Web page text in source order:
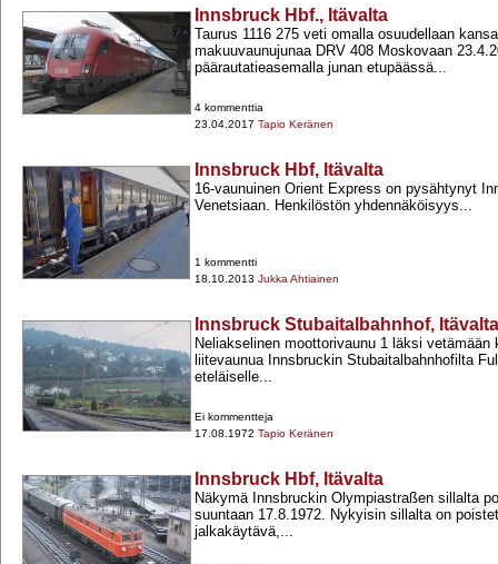
Innsbruck Hbf., Itävalta
Taurus 1116 275 veti omalla osuudellaan
makuuvaunujunaa DRV 408 Moskovaan
päärautatieasemalla junan etupäässä...
4 kommenttia
23.04.2017 Tapio Keränen
Innsbruck Hbf, Itävalta
16-​​vaunuinen Orient Express on pysähtynyt
Venetsiaan. Henkilöstön yhdennäköisyys...
1 kommentti
18.10.2013 Jukka Ahtiainen
Innsbruck Stubaitalbahnhof, Itävalta
Neliakselinen moottorivaunu 1 läksi
liitevaunua Innsbruckin Stubaitalbahnhofilta
eteläiselle...
Ei kommentteja
17.08.1972 Tapio Keränen
Innsbruck Hbf, Itävalta
Näkymä Innsbruckin Olympiastraßen sillalta
suuntaan 17.8.1972. Nykyisin sillalta on
jalkakäytävä,...